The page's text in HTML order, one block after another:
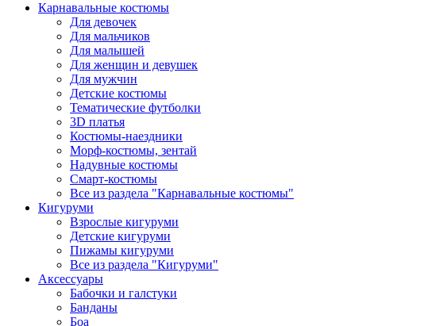
Карнавальные костюмы
Для девочек
Для мальчиков
Для малышей
Для женщин и девушек
Для мужчин
Детские костюмы
Тематические футболки
3D платья
Костюмы-наездники
Морф-костюмы, зентай
Надувные костюмы
Смарт-костюмы
Все из раздела "Карнавальные костюмы"
Кигуруми
Взрослые кигуруми
Детские кигуруми
Пижамы кигуруми
Все из раздела "Кигуруми"
Аксессуары
Бабочки и галстуки
Банданы
Боа